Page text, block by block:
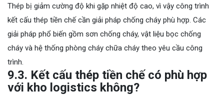
Thép bị giảm cường độ khi gặp nhiệt độ cao, vì vậy công trình
kết cấu thép tiền chế cần giải pháp chống cháy phù hợp. Các
giải pháp phổ biến gồm sơn chống cháy, vật liệu bọc chống
cháy và hệ thống phòng cháy chữa cháy theo yêu cầu công
trình.
9.3. Kết cấu thép tiền chế có phù hợp
với kho logistics không?